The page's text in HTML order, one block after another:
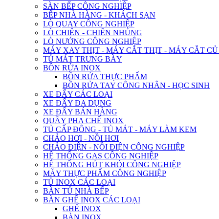
SÀN BẾP CÔNG NGHIỆP
BẾP NHÀ HÀNG - KHÁCH SẠN
LÒ QUAY CÔNG NGHIỆP
LÒ CHIÊN - CHIÊN NHÚNG
LÒ NƯỚNG CÔNG NGHIỆP
MÁY XAY THỊT - MÁY CẮT THỊT - MÁY CẮT CỦ
TỦ MÁT TRƯNG BÀY
BỒN RỬA INOX
BỒN RỬA THỰC PHẨM
BỒN RỬA TAY CÔNG NHÂN - HỌC SINH
XE ĐẨY CÁC LOẠI
XE ĐẨY ĐA DỤNG
XE ĐẨY BÁN HÀNG
QUẦY PHA CHẾ INOX
TỦ CẤP ĐÔNG - TỦ MÁT - MÁY LÀM KEM
CHẢO HƠI - NỒI HƠI
CHẢO ĐIỆN - NỒI ĐIỆN CÔNG NGHIỆP
HỆ THỐNG GAS CÔNG NGHIỆP
HỆ THỐNG HÚT KHÓI CÔNG NGHIỆP
MÁY THỰC PHẨM CÔNG NGHIỆP
TỦ INOX CÁC LOẠI
BÀN TỦ NHÀ BẾP
BÀN GHẾ INOX CÁC LOẠI
GHẾ INOX
BÀN INOX